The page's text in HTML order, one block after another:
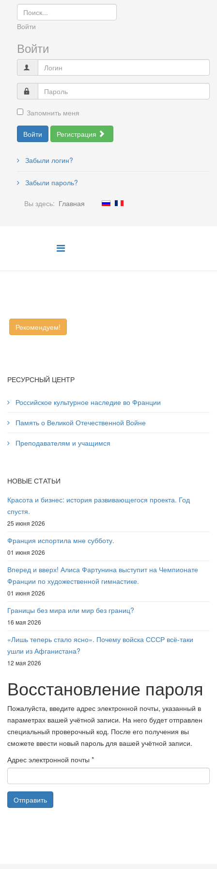
Войти
Войти
Запомнить меня
Войти Регистрация
Забыли логин?
Забыли пароль?
Вы здесь: Главная
Рекомендуем!
РЕСУРСНЫЙ ЦЕНТР
Российское культурное наследие во Франции
Память о Великой Отечественной Войне
Преподавателям и учащимся
НОВЫЕ СТАТЬИ
Красота и бизнес: история развивающегося проекта. Год
спустя.
25 июня 2026
Франция испортила мне субботу.
01 июня 2026
Вперед и вверх! Алиса Фартунина выступит на Чемпионате
Франции по художественной гимнастике.
01 июня 2026
Границы без мира или мир без границ?
16 мая 2026
«Лишь теперь стало ясно». Почему войска СССР всё-таки
ушли из Афганистана?
12 мая 2026
Восстановление пароля
Пожалуйста, введите адрес электронной почты, указанный в
параметрах вашей учётной записи. На него будет отправлен
специальный проверочный код. После его получения вы
сможете ввести новый пароль для вашей учётной записи.
Адрес электронной почты *
Отправить